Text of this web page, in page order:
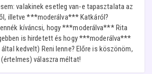
valakinek esetleg van-e tapasztalata az
illetve ***moderálva*** Katkáról?
kíváncsi, hogy ***moderálva*** Rita
is hirdetett és hogy ***moderálva***
kedvelt) Reni lenne? Előre is köszönöm,
(értelmes) válaszra méltat!